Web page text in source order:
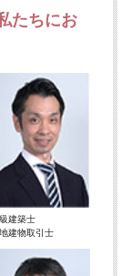
たちにお
建築士
建物取引士